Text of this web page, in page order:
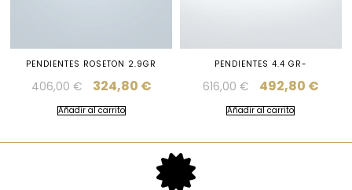
PENDIENTES ROSETON 2.9GR
406,00 € 324,80 €
Añadir al carrito
PENDIENTES 4.4 GR-
616,00 € 492,80 €
Añadir al carrito